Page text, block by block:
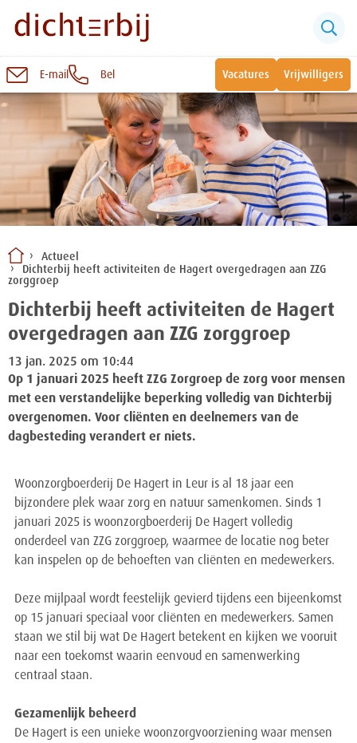
Naar
inhoud
E-mail Bel Vacatures Vrijwilligers
Actueel
Dichterbij heeft activiteiten de Hagert overgedragen aan ZZG
zorggroep
Dichterbij heeft activiteiten de Hagert
overgedragen aan ZZG zorggroep
13 jan. 2025 om 10:44
Op 1 januari 2025 heeft ZZG Zorgroep de zorg voor mensen
met een verstandelijke beperking volledig van Dichterbij
overgenomen. Voor cliënten en deelnemers van de
dagbesteding verandert er niets.
Woonzorgboerderij De Hagert in Leur is al 18 jaar een
bijzondere plek waar zorg en natuur samenkomen. Sinds 1
januari 2025 is woonzorgboerderij De Hagert volledig
onderdeel van ZZG zorggroep, waarmee de locatie nog beter
kan inspelen op de behoeften van cliënten en medewerkers.
Deze mijlpaal wordt feestelijk gevierd tijdens een bijeenkomst
op 15 januari speciaal voor cliënten en medewerkers. Samen
staan we stil bij wat De Hagert betekent en kijken we vooruit
naar een toekomst waarin eenvoud en samenwerking
centraal staan.
Gezamenlijk beheerd
De Hagert is een unieke woonzorgvoorziening waar mensen
Sluiten
Snel naar:
Wonen bij Dichterbij
Vrije dagbestedingsplekken